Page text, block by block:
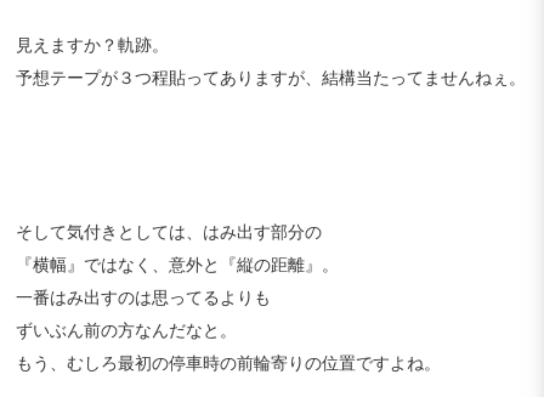
見えますか？軌跡。
予想テープが３つ程貼ってありますが、結構当たってませんねぇ。
そして気付きとしては、はみ出す部分の
『横幅』ではなく、意外と『縦の距離』。
一番はみ出すのは思ってるよりも
ずいぶん前の方なんだなと。
もう、むしろ最初の停車時の前輪寄りの位置ですよね。